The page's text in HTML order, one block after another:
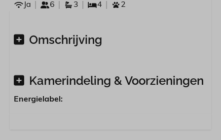
Ja 6 3 4 2
Omschrijving
Kamerindeling & Voorzieningen
Energielabel: